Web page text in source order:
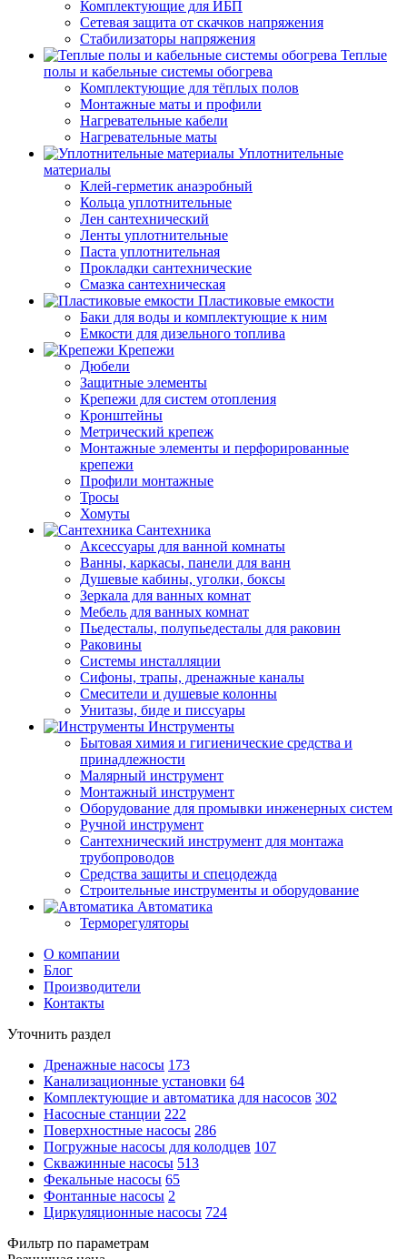
Комплектующие для ИБП
Сетевая защита от скачков напряжения
Стабилизаторы напряжения
Теплые
полы и кабельные системы обогрева
Комплектующие для тёплых полов
Монтажные маты и профили
Нагревательные кабели
Нагревательные маты
Уплотнительные
материалы
Клей-герметик анаэробный
Кольца уплотнительные
Лен сантехнический
Ленты уплотнительные
Паста уплотнительная
Прокладки сантехнические
Смазка сантехническая
Пластиковые емкости
Баки для воды и комплектующие к ним
Емкости для дизельного топлива
Крепежи
Дюбели
Защитные элементы
Крепежи для систем отопления
Кронштейны
Метрический крепеж
Монтажные элементы и перфорированные
крепежи
Профили монтажные
Тросы
Хомуты
Сантехника
Аксессуары для ванной комнаты
Ванны, каркасы, панели для ванн
Душевые кабины, уголки, боксы
Зеркала для ванных комнат
Мебель для ванных комнат
Пьедесталы, полупьедесталы для раковин
Раковины
Системы инсталляции
Сифоны, трапы, дренажные каналы
Смесители и душевые колонны
Унитазы, биде и писсуары
Инструменты
Бытовая химия и гигиенические средства и
принадлежности
Малярный инструмент
Монтажный инструмент
Оборудование для промывки инженерных систем
Ручной инструмент
Сантехнический инструмент для монтажа
трубопроводов
Средства защиты и спецодежда
Строительные инструменты и оборудование
Автоматика
Терморегуляторы
О компании
Блог
Производители
Контакты
Уточнить раздел
Дренажные насосы 173
Канализационные установки 64
Комплектующие и автоматика для насосов 302
Насосные станции 222
Поверхностные насосы 286
Погружные насосы для колодцев 107
Скважинные насосы 513
Фекальные насосы 65
Фонтанные насосы 2
Циркуляционные насосы 724
Фильтр по параметрам